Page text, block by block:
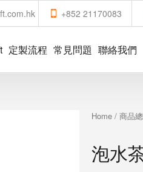
+852 21170083
定製流程 常見問題 聯絡我們
Home /商品
泡水